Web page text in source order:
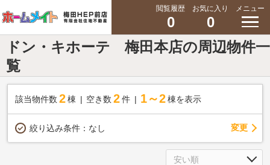
閲覧履歴
0
お気に入り
0
メニュー
ドン・キホーテ 梅田本店の周辺物件一
覧
該当物件数 2棟 空き数 2 件 1～2 棟を表示
絞り込み条件： なし 変更